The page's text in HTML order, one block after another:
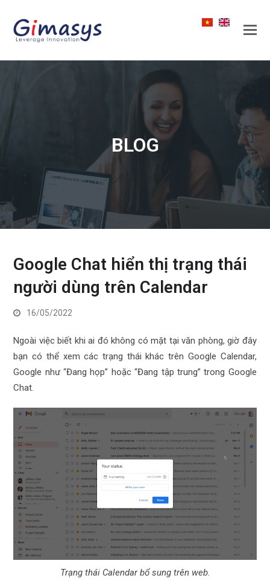
BLOG
Google Chat hiển thị trạng thái
người dùng trên Calendar
16/05/2022
Ngoài việc biết khi ai đó không có mặt tại văn phòng, giờ đây
bạn có thể xem các trạng thái khác trên Google Calendar,
Google như “Đang họp” hoặc “Đang tập trung” trong Google
Chat.
Trạng thái Calendar bổ sung trên web.